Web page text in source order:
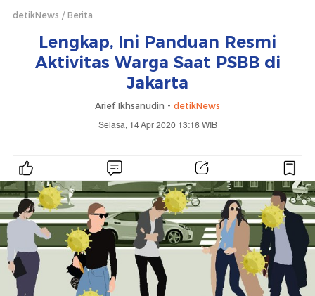
detikNews Berita
Lengkap, Ini Panduan Resmi
Aktivitas Warga Saat PSBB di
Jakarta
Arief Ikhsanudin - detikNews
Selasa, 14 Apr 2020 13:16 WIB